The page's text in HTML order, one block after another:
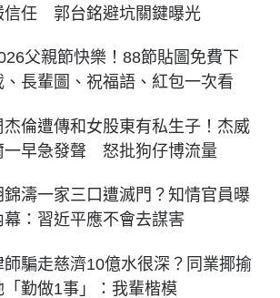
信任 郭台銘避坑關鍵曝光
父親節快樂！88節貼圖免費下
、長輩圖、祝福語、紅包一次看
杰倫遭傳和女股東有私生子！杰威
一早急發聲 怒批狗仔博流量
錦濤一家三口遭滅門？知情官員曝
幕：習近平應不會去謀害
師騙走慈濟10億水很深？同業揶揄
「勤做1事」：我輩楷模